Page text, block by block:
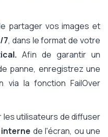
partager vos images et
7, dans le format de votre
Afin de garantir un
panne, enregistrez une
via la fonction FailOver
utilisateurs de diffuser
de l'écran, ou une